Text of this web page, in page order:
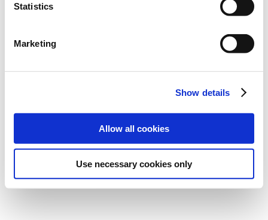
Statistics
Marketing
Show details
Allow all cookies
Use necessary cookies only